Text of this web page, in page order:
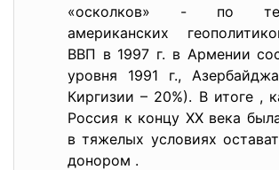
«осколков» - по
американских
ВВП в 1997 г. в Армении
уровня 1991 г.,
Киргизии – 20%). В итоге ,
Россия к концу XX века
в тяжелых условиях
донором .